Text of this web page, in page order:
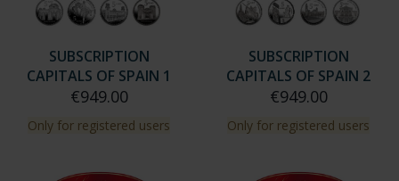
SUBSCRIPTION
CAPITALS OF SPAIN 1
€949.00
Only for registered users
SUBSCRIPTION
CAPITALS OF SPAIN 2
€949.00
Only for registered users